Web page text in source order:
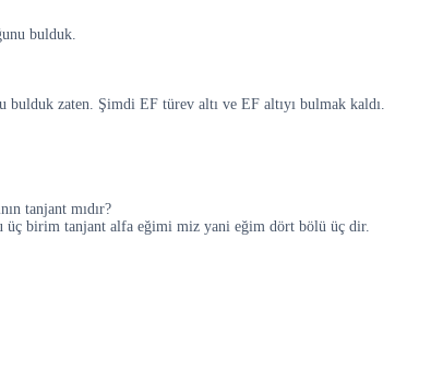
bulduk.
zaten. Şimdi EF türev altı ve EF altıyı bulmak kaldı.
tanjant mıdır?
üç birim tanjant alfa eğimi miz yani eğim dört bölü üç dir.